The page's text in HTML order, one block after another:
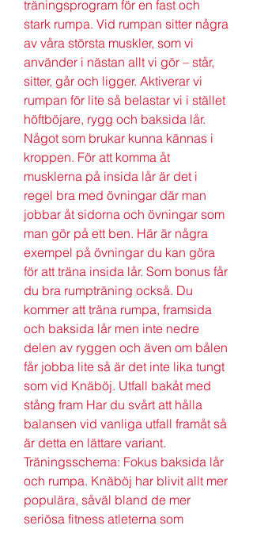
träningsprogram för en fast och
stark rumpa. Vid rumpan sitter några
av våra största muskler, som vi
använder i nästan allt vi gör – står,
sitter, går och ligger. Aktiverar vi
rumpan för lite så belastar vi i stället
höftböjare, rygg och baksida lår.
Något som brukar kunna kännas i
kroppen. För att komma åt
musklerna på insida lår är det i
regel bra med övningar där man
jobbar åt sidorna och övningar som
man gör på ett ben. Här är några
exempel på övningar du kan göra
för att träna insida lår. Som bonus får
du bra rumpträning också. Du
kommer att träna rumpa, framsida
och baksida lår men inte nedre
delen av ryggen och även om bålen
får jobba lite så är det inte lika tungt
som vid Knäböj. Utfall bakåt med
stång fram Har du svårt att hålla
balansen vid vanliga utfall framåt så
är detta en lättare variant.
Träningsschema: Fokus baksida lår
och rumpa. Knäböj har blivit allt mer
populära, såväl bland de mer
seriösa fitness atleterna som